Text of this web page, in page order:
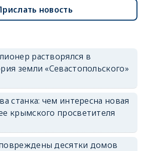
новость
растворялся в
земли «Севастопольского»
станка: чем интересна новая
крымского просветителя
десятки домов